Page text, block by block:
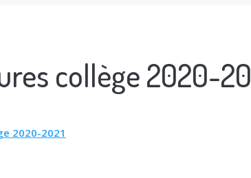
collège 2020-
2020-2021